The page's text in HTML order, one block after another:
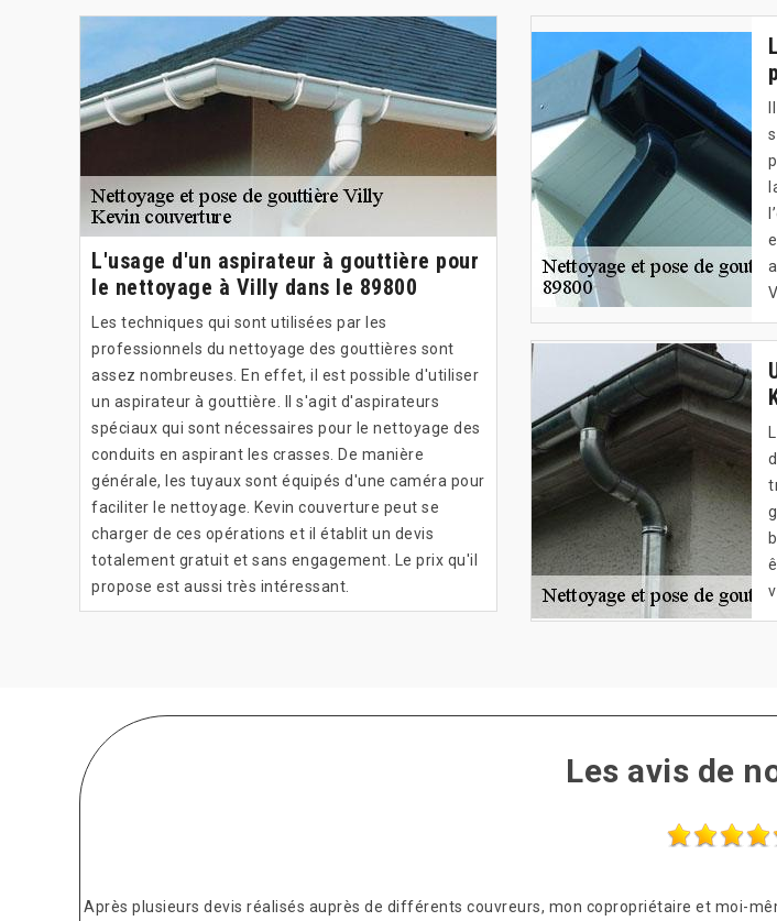
L'usage d'un aspirateur à gouttière pour
le nettoyage à Villy dans le 89800
Les techniques qui sont utilisées par les
professionnels du nettoyage des gouttières sont
assez nombreuses. En effet, il est possible d'utiliser
un aspirateur à gouttière. Il s'agit d'aspirateurs
spéciaux qui sont nécessaires pour le nettoyage des
conduits en aspirant les crasses. De manière
générale, les tuyaux sont équipés d'une caméra pour
faciliter le nettoyage. Kevin couverture peut se
charger de ces opérations et il établit un devis
totalement gratuit et sans engagement. Le prix qu'il
propose est aussi très intéressant.
Les avis de
Après plusieurs devis réalisés auprès de différents couvreurs, mon copropriétaire et moi-